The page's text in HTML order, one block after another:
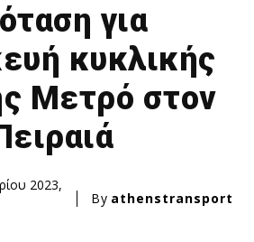
για
κυκλικής
Μετρό στον
2023,
By athenstransport